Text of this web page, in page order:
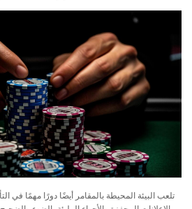
تلعب البيئة المحيطة بالمقامر أيضًا دورًا مهمًا في